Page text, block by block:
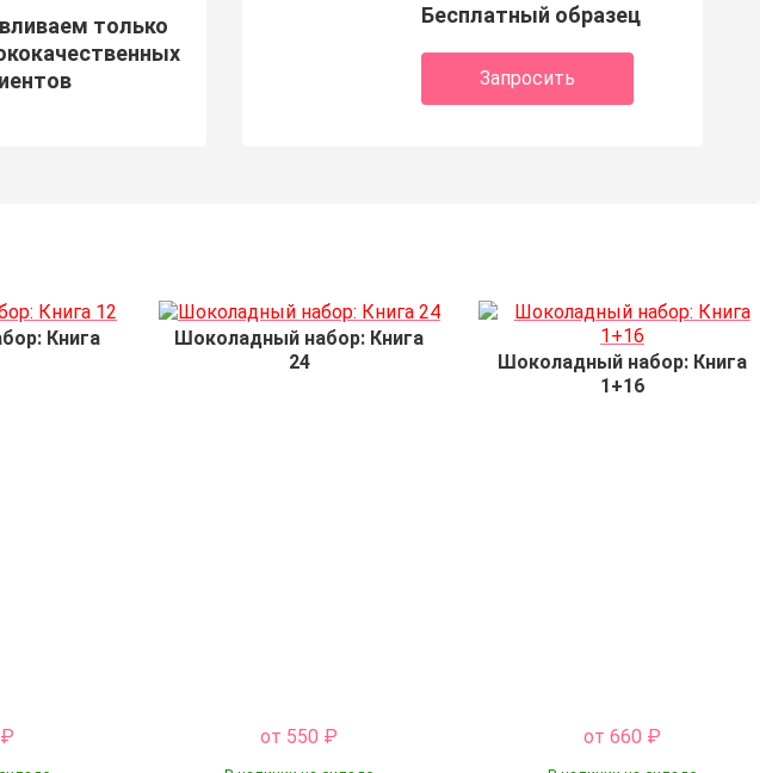
только
Бесплатный образец
Запросить
Книга
₽
Шоколадный набор: Книга
24
от 550 ₽
Шоколадный набор: Книга
1+16
от 660 ₽